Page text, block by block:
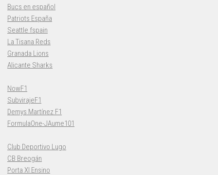
Bucs en español
Patriots España
Seattle fspain
La Tisana Reds
Granada Lions
Alicante Sharks
NowF1
SubvirajeF1
Demys Martínez F1
FormulaOne-JAume101
Club Deportivo Lugo
CB Breogán
Porta XI Ensino